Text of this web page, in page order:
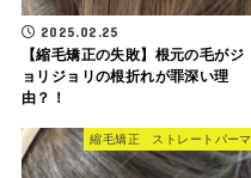
2025.02.25
【縮毛矯正の失敗】根元の毛がジ
ョリジョリの根折れが罪深い理
由？！
縮毛矯正 ストレートパーマ